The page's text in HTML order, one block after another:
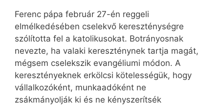
Ferenc pápa február 27-én reggeli
elmélkedésében cselekvő kereszténységre
szólította fel a katolikusokat. Botrányosnak
nevezte, ha valaki kereszténynek tartja magát,
mégsem cselekszik evangéliumi módon. A
keresztényeknek erkölcsi kötelességük, hogy
vállalkozóként, munkaadóként ne
zsákmányolják ki és ne kényszerítsék